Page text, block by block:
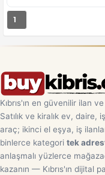
1
Kıbrıs'ın en güvenilir ilan
Satılık ve kiralık ev, daire,
araç; ikinci el eşya, iş
binlerce kategori tek
anlaşmalı yüzlerce
kazanın — Kıbrıs'ın dijital